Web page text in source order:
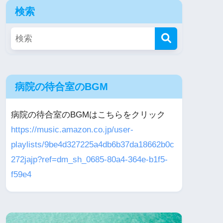
検索
病院の待合室のBGM
病院の待合室のBGMはこちらをクリック
https://music.amazon.co.jp/user-
playlists/9be4d327225a4db6b37da18662b0c
272jajp?ref=dm_sh_0685-80a4-364e-b1f5-
f59e4